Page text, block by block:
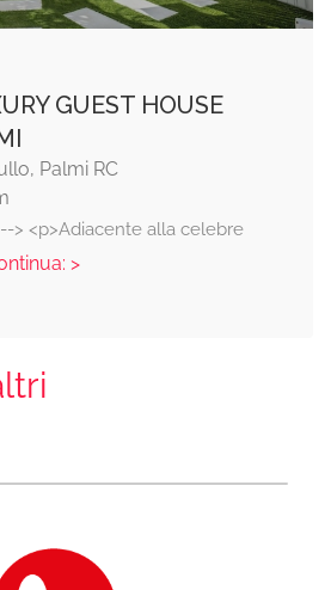
GUEST HOUSE
Palmi RC
> <p>Adiacente alla celebre
>